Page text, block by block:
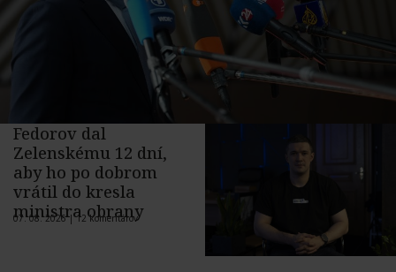
Fedorov dal
Zelenskému 12 dní,
aby ho po dobrom
vrátil do kresla
ministra obrany
07. 08. 2026 |12 komentárov